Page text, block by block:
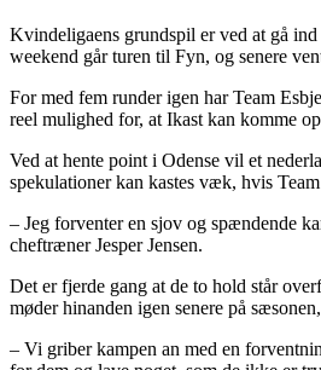
Kvindeligaens grundspil er ved at gå
weekend går turen til Fyn, og senere
For med fem runder igen har Team
reel mulighed for, at Ikast kan komme
Ved at hente point i Odense vil et
spekulationer kan kastes væk, hvis
– Jeg forventer en sjov og spændende
cheftræner Jesper Jensen.
Det er fjerde gang at de to hold står
møder hinanden igen senere på
– Vi griber kampen an med en